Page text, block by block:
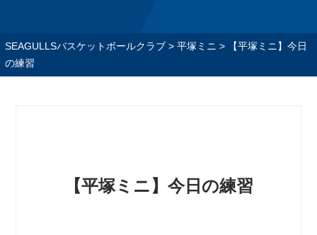
SEAGULLSバスケットボールクラブ> 平塚ミニ >
【平塚ミニ】今日
の練習
【平塚ミニ】今日の練習